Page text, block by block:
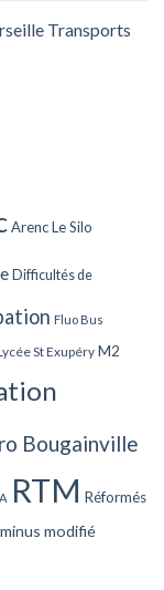
Transports
Arenc Le Silo
Difficultés de
Fluo Bus
St ExupéryM2
Bougainville
RTM Réformés
modifié